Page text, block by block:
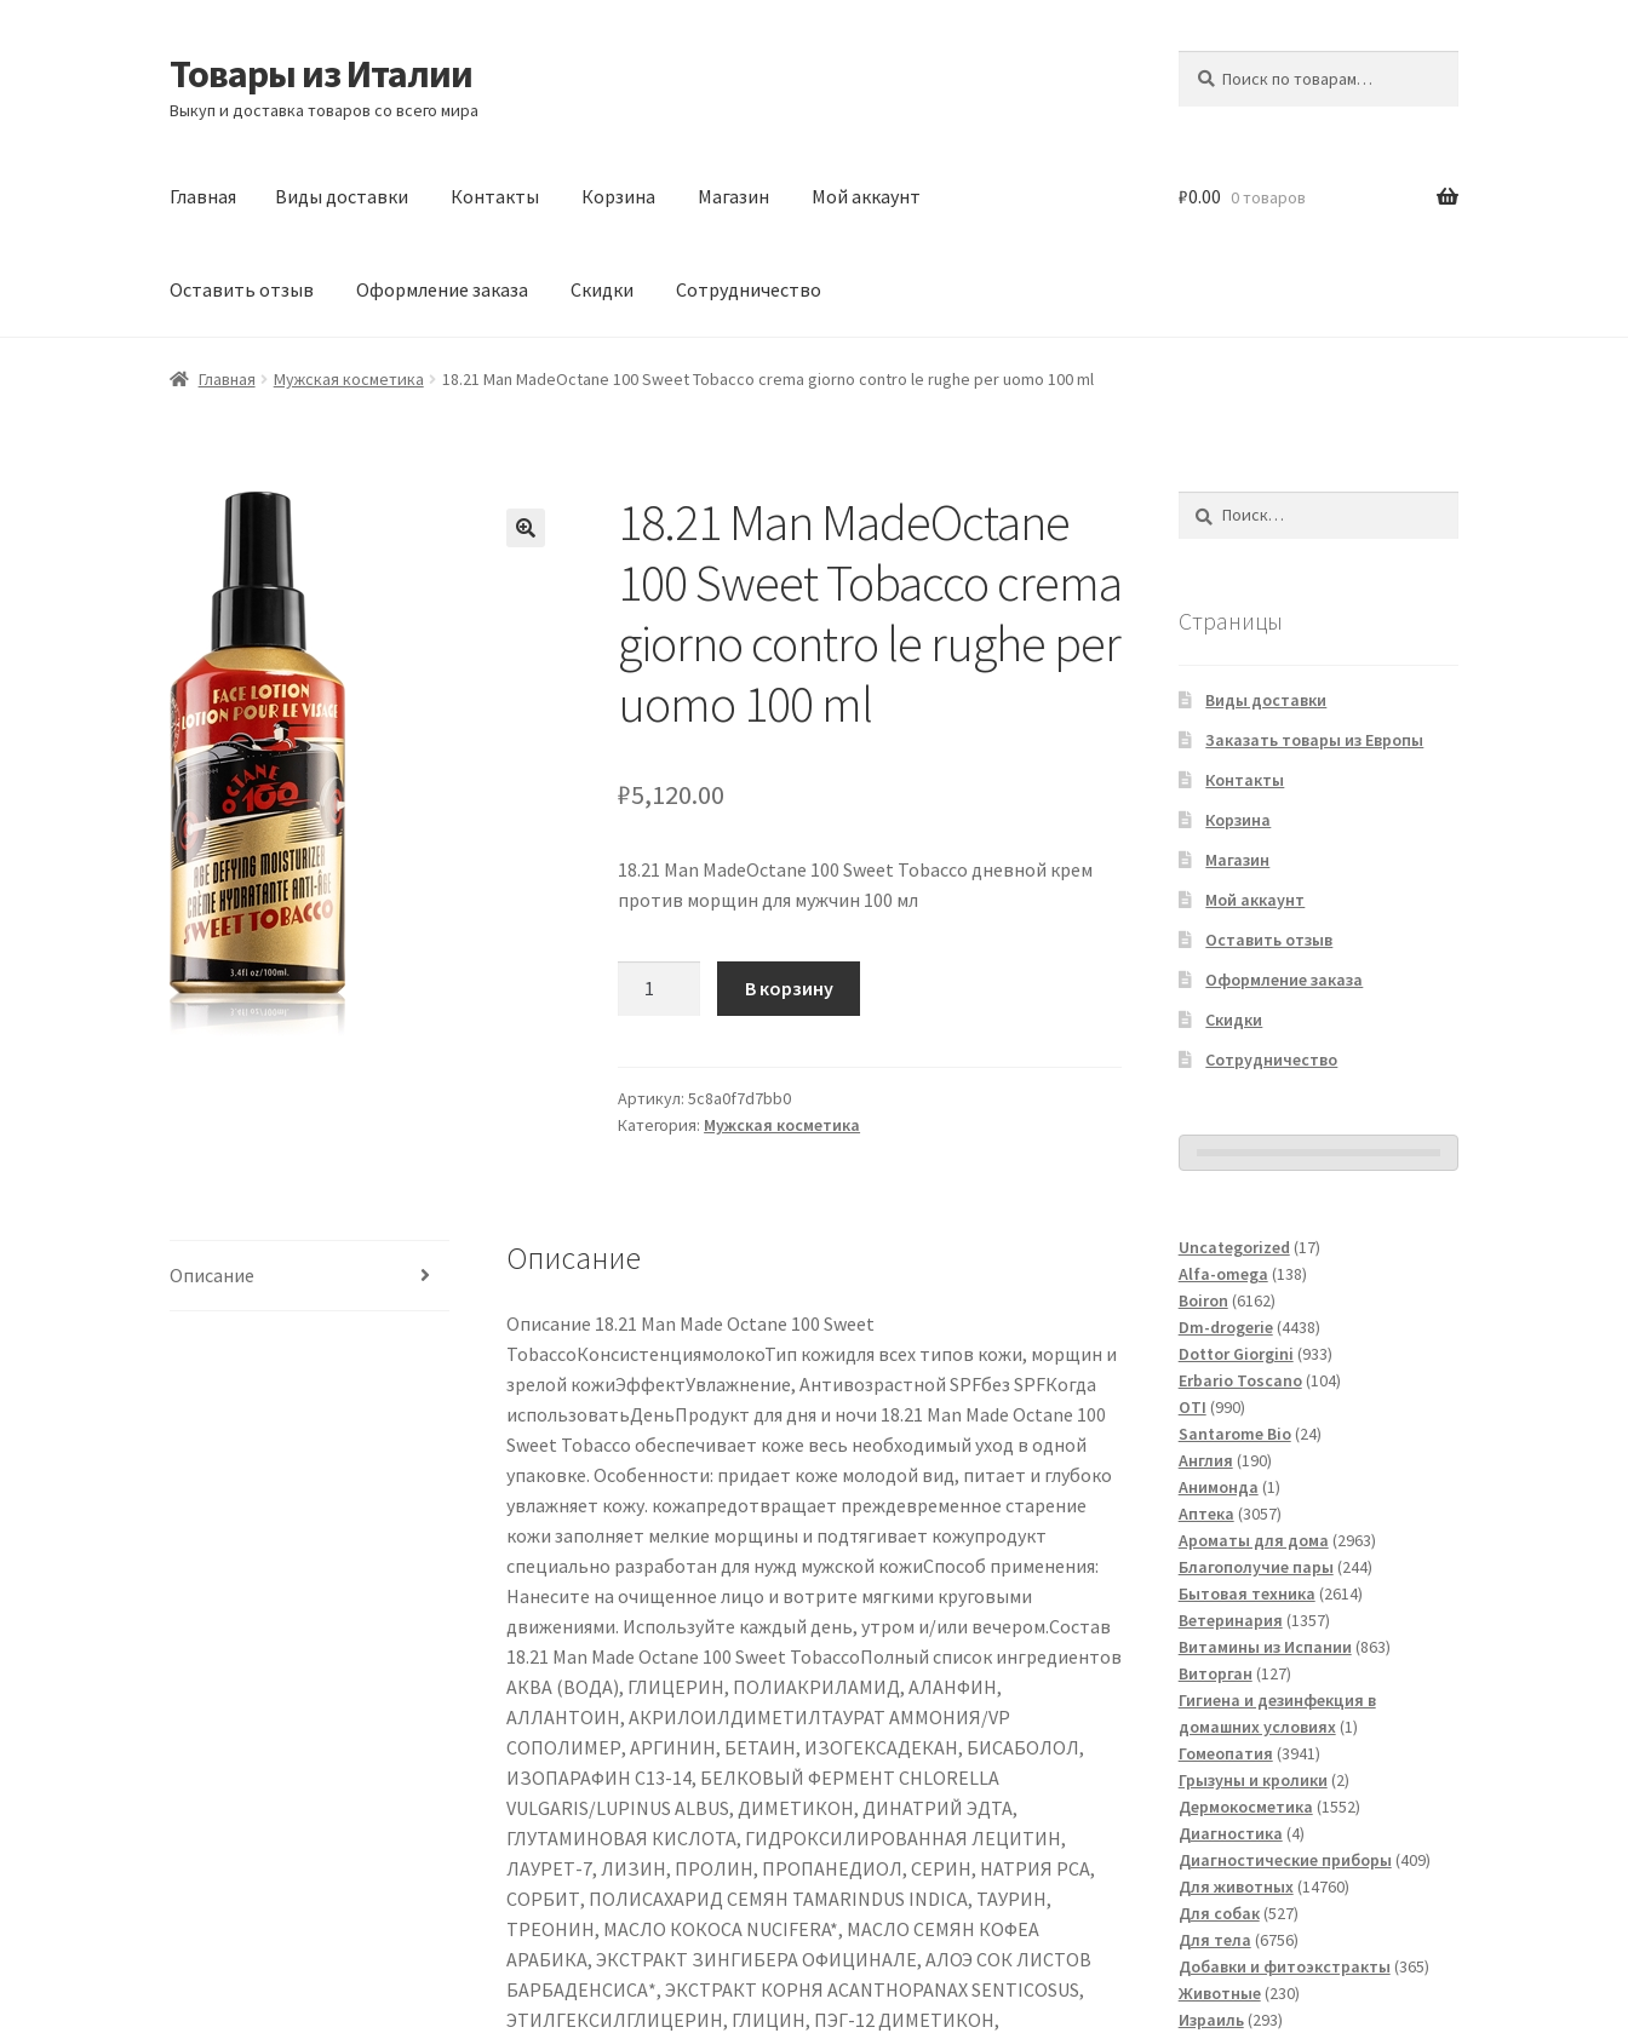
Перейти
к
навигации
Перейти
к
содержимому
Товары из Италии
Выкуп и доставка товаров со всего мира
Главная Виды доставки Контакты Корзина Магазин Мой аккаунт
Оставить отзыв Оформление заказа Скидки Сотрудничество
Главная Виды доставки Контакты Корзина Магазин Мой аккаунт Оставить отзыв Оформление заказа Скидки
₽0.00 0 товаров
Главная Мужская косметика 18.21 Man MadeOctane 100 Sweet Tobacco crema giorno contro le rughe per uomo 100 ml
18.21 Man MadeOctane
100 Sweet Tobacco crema
giorno contro le rughe per
uomo 100 ml
₽5,120.00
18.21 Man MadeOctane 100 Sweet Tobacco дневной крем
против морщин для мужчин 100 мл
MadeOctane
100
giorno
rughe
per
uomo
100
ml
В корзину
Артикул:5c8a0f7d7bb0
Категория: Мужская косметика
Описание Описание
Описание 18.21 Man Made Octane 100 Sweet
TobaccoКонсистенциямолокоТип кожидля всех типов кожи, морщин и
зрелой кожиЭффектУвлажнение, Антивозрастной SPFбез SPFКогда
использоватьДеньПродукт для дня и ночи 18.21 Man Made Octane 100
Sweet Tobacco обеспечивает коже весь необходимый уход в одной
упаковке. Особенности: придает коже молодой вид, питает и глубоко
увлажняет кожу. кожапредотвращает преждевременное старение
кожи заполняет мелкие морщины и подтягивает кожупродукт
специально разработан для нужд мужской кожиСпособ применения:
Нанесите на очищенное лицо и вотрите мягкими круговыми
движениями. Используйте каждый день, утром и/или вечером.Состав
18.21 Man Made Octane 100 Sweet TobaccoПолный список ингредиентов
АКВА (ВОДА), ГЛИЦЕРИН, ПОЛИАКРИЛАМИД, АЛАНФИН,
АЛЛАНТОИН, АКРИЛОИЛДИМЕТИЛТАУРАТ АММОНИЯ/VP
СОПОЛИМЕР, АРГИНИН, БЕТАИН, ИЗОГЕКСАДЕКАН, БИСАБОЛОЛ,
ИЗОПАРАФИН C13-14, БЕЛКОВЫЙ ФЕРМЕНТ CHLORELLA
VULGARIS/LUPINUS ALBUS, ДИМЕТИКОН, ДИНАТРИЙ ЭДТА,
ГЛУТАМИНОВАЯ КИСЛОТА, ГИДРОКСИЛИРОВАННАЯ ЛЕЦИТИН,
ЛАУРЕТ-7, ЛИЗИН, ПРОЛИН, ПРОПАНЕДИОЛ, СЕРИН, НАТРИЯ PCA,
СОРБИТ, ПОЛИСАХАРИД СЕМЯН TAMARINDUS INDICA, ТАУРИН,
ТРЕОНИН, МАСЛО КОКОСА NUCIFERA*, МАСЛО СЕМЯН КОФЕА
АРАБИКА, ЭКСТРАКТ ЗИНГИБЕРА ОФИЦИНАЛЕ, АЛОЭ СОК ЛИСТОВ
БАРБАДЕНСИСА*, ЭКСТРАКТ КОРНЯ ACANTHOPANAX SENTICOSUS,
ЭТИЛГЕКСИЛГЛИЦЕРИН, ГЛИЦИН, ПЭГ-12 ДИМЕТИКОН,
Страницы
Виды доставки
Заказать товары из Европы
Контакты
Корзина
Магазин
Мой аккаунт
Оставить отзыв
Оформление заказа
Скидки
Сотрудничество
Uncategorized 1717
Alfa-omega 138138
Boiron 61626162
товара
Dm-drogerie 44384438
товаров
Dottor Giorgini 933933
товара
Erbario Toscano 104104
OTI 990990
товаров
Santarome Bio 2424
Англия 190190
товаров
Анимонда 11
товар
Аптека 30573057
товаров
Ароматы для дома 29632963
товара
Благополучие пары 244244
Бытовая техника 26142614
Ветеринария 13571357
товаров
Витамины из Испании 863863
Виторган 127127
товаров
Гигиена и дезинфекция в
домашних условиях 11
Гомеопатия 39413941
товар
Грызуны и кролики 22
товара
Дермокосметика 15521552
Диагностика 44
товара
Диагностические приборы 409409
Для животных 1476014760
Для собак 527527
товаров
Для тела 67566756
товаров
Добавки и фитоэкстракты 365365
Животные 230230
Израиль 293293